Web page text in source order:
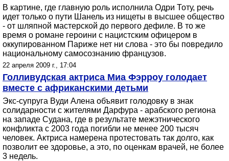
В картине, где главную роль исполнила Одри Тоту, речь
идет только о пути Шанель из нищеты в высшее общество
- от шляпной мастерской до первого дефиле. В то же
время о романе героини с нацистским офицером в
оккупированном Париже нет ни слова - это бы повредило
национальному самосознанию французов.
22 апреля 2009 г., 17:04
Голливудская актриса Миа Фэрроу голодает
вместе с африканскими детьми
Экс-супруга Вуди Алена объявит голодовку в знак
солидарности с жителями Дарфура - арабского региона
на западе Судана, где в результате межэтнического
конфликта с 2003 года погибли не менее 200 тысяч
человек. Актриса намерена протестовать так долго, как
позволит ее здоровье, а это, по оценкам врачей, не более
3 недель.